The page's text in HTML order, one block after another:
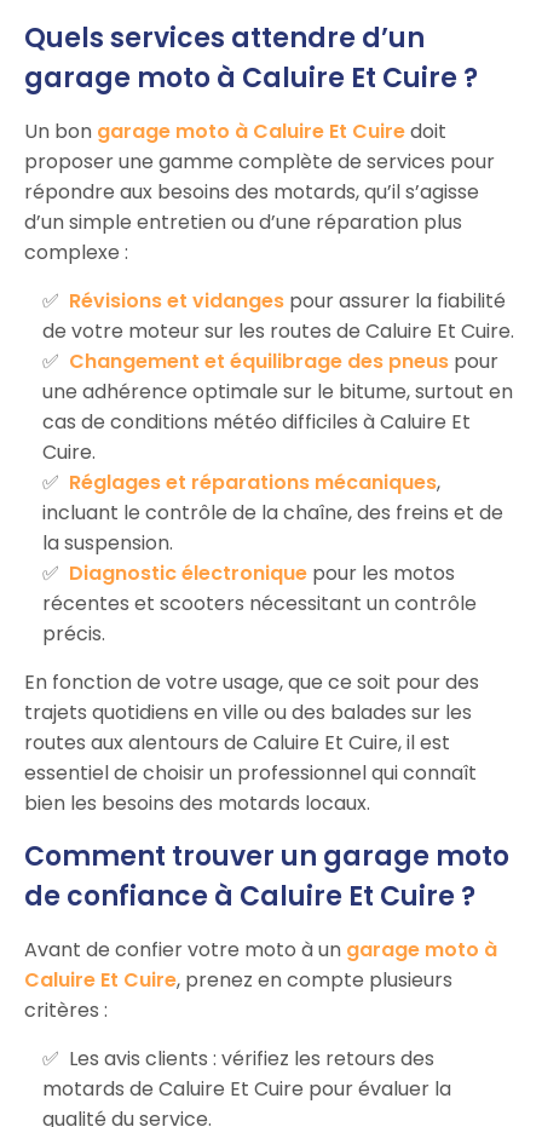
Quels services attendre d’un
garage moto à Caluire Et Cuire ?
Un bon garage moto à Caluire Et Cuiredoit
proposer une gamme complète de services pour
répondre aux besoins des motards, qu’il s’agisse
d’un simple entretien ou d’une réparation plus
complexe :
Révisions et vidanges pour assurer la fiabilité
de votre moteur sur les routes de Caluire Et Cuire.
Changement et équilibrage des pneus pour
une adhérence optimale sur le bitume, surtout en
cas de conditions météo difficiles à Caluire Et
Cuire.
Réglages et réparations mécaniques,
incluant le contrôle de la chaîne, des freins et de
la suspension.
Diagnostic électronique pour les motos
récentes et scooters nécessitant un contrôle
précis.
En fonction de votre usage, que ce soit pour des
trajets quotidiens en ville ou des balades sur les
routes aux alentours de Caluire Et Cuire, il est
essentiel de choisir un professionnel qui connaît
bien les besoins des motards locaux.
Comment trouver un garage moto
de confiance à Caluire Et Cuire ?
Avant de confier votre moto à un garage moto à
Caluire Et Cuire, prenez en compte plusieurs
critères :
Les avis clients : vérifiez les retours des
motards de Caluire Et Cuire pour évaluer la
qualité du service.